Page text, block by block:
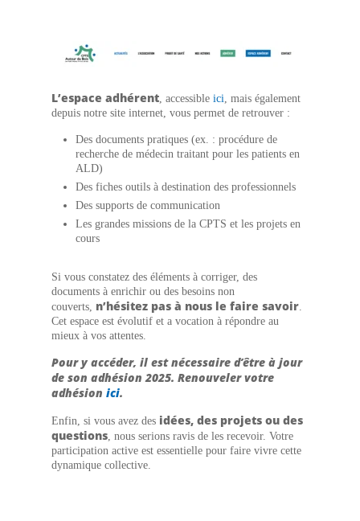
L’espace adhérent, accessibleici, mais également
depuis notre site internet, vous permet de retrouver :
Des documents pratiques (ex. : procédure de
recherche de médecin traitant pour les patients en
ALD)
Des fiches outils à destination des professionnels
Des supports de communication
Les grandes missions de la CPTS et les projets en
cours
Si vous constatez des éléments à corriger, des
documents à enrichir ou des besoins non
couverts, n’hésitez pas à nous le faire savoir.
Cet espace est évolutif et a vocation à répondre au
mieux à vos attentes.
Pour y accéder, il est nécessaire d’être à jour
de son adhésion 2025. Renouveler votre
adhésionici.
Enfin, si vous avez des idées, des projets ou des
questions, nous serions ravis de les recevoir. Votre
participation active est essentielle pour faire vivre cette
dynamique collective.